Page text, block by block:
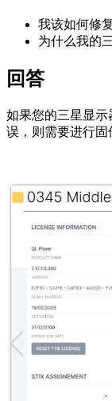
我该如何修
为什么我的
回答
如果您的三星显
误，则需要进行固